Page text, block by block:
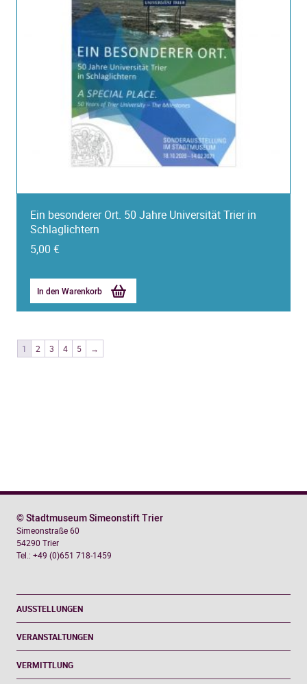
Ein besonderer Ort. 50 Jahre Universität Trier in
Schlaglichtern
5,00 €
In den Warenkorb
1 2 3 4 5 →
AUSSTELLUNGEN
VERANSTALTUNGEN
VERMITTLUNG
© Stadtmuseum Simeonstift Trier
Simeonstraße 60
54290 Trier
Tel.: +49 (0)651 718-1459